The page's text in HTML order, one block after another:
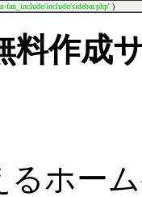
fan_include/include/sidebar.php' )
料作成
るホー